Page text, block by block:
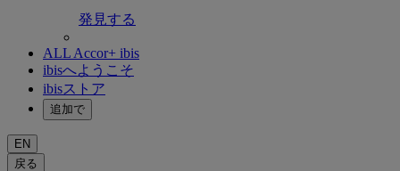
発見する
ALL Accor+ ibis
ibisへようこそ
ibisストア
追加で
EN
戻る